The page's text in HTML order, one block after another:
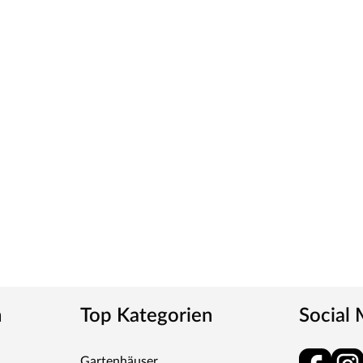
Top Kategorien Social